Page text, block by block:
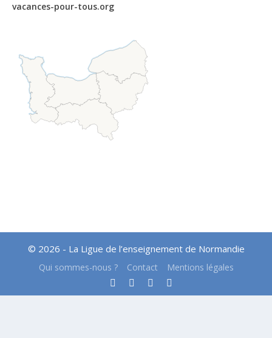
vacances-pour-tous.org
© 2026 - La Ligue de l’enseignement de Normandie
Qui sommes-nous ? Contact Mentions légales